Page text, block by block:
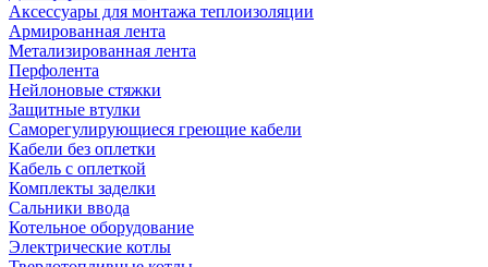
Аксессуары для монтажа теплоизоляции
Армированная лента
Метализированная лента
Перфолента
Нейлоновые стяжки
Защитные втулки
Саморегулирующиеся греющие кабели
Кабели без оплетки
Кабель с оплеткой
Комплекты заделки
Сальники ввода
Котельное оборудование
Электрические котлы